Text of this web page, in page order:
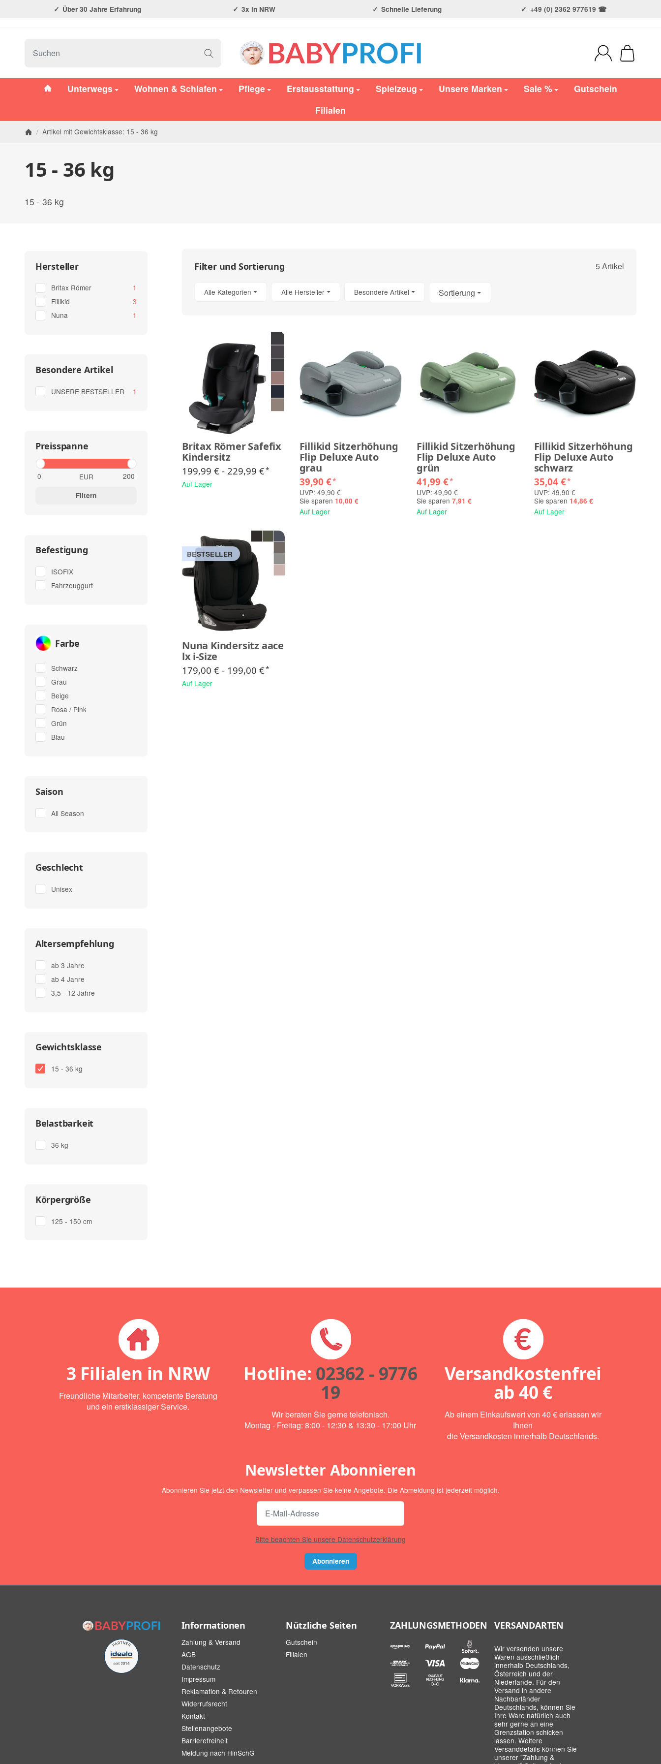
Über 30 Jahre Erfahrung 3x in NRW Schnelle Lieferung +49 (0) 2362 977619 ☎
#custom.linkHome#
Unterwegs Wohnen & Schlafen Pflege Erstausstattung Spielzeug Unsere Marken Sale %
Gutschein
Filialen
/ Artikel mit Gewichtsklasse: 15 - 36 kg
15 - 36 kg
15 - 36 kg
Filter und Sortierung 5 Artikel
Alle Kategorien Alle Hersteller Besondere Artikel Sortierung
Britax Römer Safefix
Kindersitz
199,99 € - 229,99 €*
Auf Lager
Fillikid Sitzerhöhung
Flip Deluxe Auto
grau
39,90 €*
UVP: 49,90 €
Sie sparen 10,00 €
Auf Lager
Fillikid Sitzerhöhung
Flip Deluxe Auto
grün
41,99 €*
UVP: 49,90 €
Sie sparen 7,91 €
Auf Lager
Fillikid Sitzerhöhung
Flip Deluxe Auto
schwarz
35,04 €*
UVP: 49,90 €
Sie sparen 14,86 €
Auf Lager
BESTSELLER
Nuna Kindersitz aace
lx i-Size
179,00 € - 199,00 €*
Auf Lager
Hersteller
Britax Römer 1
Fillikid
3
Nuna
1
Besondere Artikel
UNSERE BESTSELLER 1
Preisspanne
EUR
Filtern
Befestigung
ISOFIX
Fahrzeuggurt
Farbe
Schwarz
Grau
Beige
Rosa / Pink
Grün
Blau
Saison
All Season
Geschlecht
Unisex
Altersempfehlung
ab 3 Jahre
ab 4 Jahre
3,5 - 12 Jahre
Gewichtsklasse
15 - 36 kg
Belastbarkeit
36 kg
Körpergröße
125 - 150 cm
3 Filialen in NRW
Freundliche Mitarbeiter, kompetente Beratung
und ein erstklassiger Service.
Hotline: 02362 - 9776
19
Wir beraten Sie gerne telefonisch.
Montag - Freitag: 8:00 - 12:30 & 13:30 - 17:00 Uhr
Versandkostenfrei
ab 40 €
Ab einem Einkaufswert von 40 € erlassen wir
Ihnen
die Versandkosten innerhalb Deutschlands.
Newsletter Abonnieren
Abonnieren Sie jetzt den Newsletter und verpassen Sie keine Angebote. Die Abmeldung ist jederzeit möglich.
Bitte beachten Sie unsere Datenschutzerklärung
Abonnieren
Informationen
Zahlung & Versand
AGB
Datenschutz
Impressum
Reklamation & Retouren
Widerrufsrecht
Kontakt
Stellenangebote
Barrierefreiheit
Meldung nach HinSchG
Nützliche Seiten
Gutschein
Filialen
ZAHLUNGSMETHODEN VERSANDARTEN
Wir versenden unsere
Waren ausschließlich
innerhalb Deutschlands,
Österreich und der
Niederlande. Für den
Versand in andere
Nachbarländer
Deutschlands, können Sie
Ihre Ware natürlich auch
sehr gerne an eine
Grenzstation schicken
lassen. Weitere
Versanddetails können Sie
unserer"Zahlung &